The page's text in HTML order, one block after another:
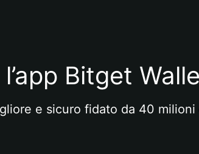
Bitget
e sicuro fidato da 40